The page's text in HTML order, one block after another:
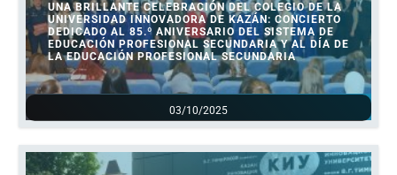
03/10/2025
UNA BRILLANTE CELEBRACIÓN DEL COLEGIO DE LA
UNIVERSIDAD INNOVADORA DE KAZÁN: CONCIERTO
DEDICADO AL 85.º ANIVERSARIO DEL SISTEMA DE
EDUCACIÓN PROFESIONAL SECUNDARIA Y AL DÍA DE
LA EDUCACIÓN PROFESIONAL SECUNDARIA